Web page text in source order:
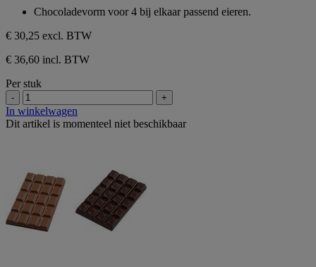
5
sterren.
Chocoladevorm voor 4 bij elkaar passend eieren.
€ 30,25 excl. BTW
€ 36,60 incl. BTW
Per stuk
- +
In winkelwagen
Dit artikel is momenteel niet beschikbaar